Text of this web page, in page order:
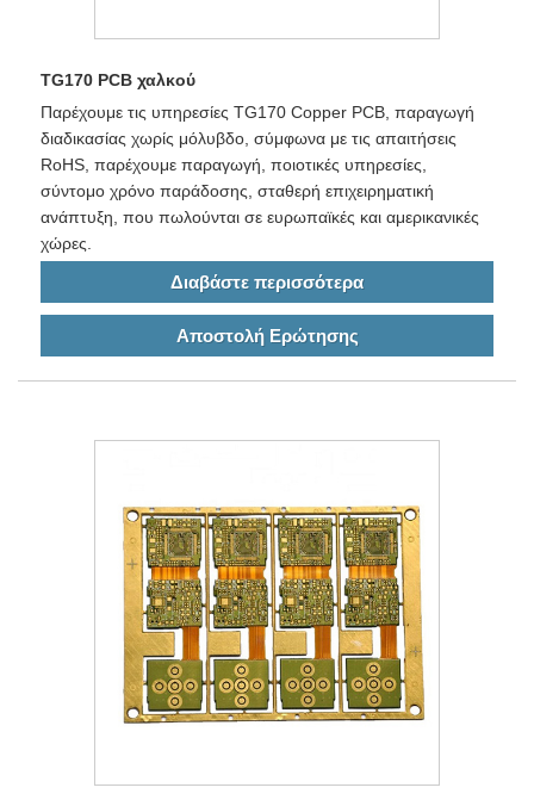
TG170 PCB χαλκού
Παρέχουμε τις υπηρεσίες TG170 Copper PCB, παραγωγή
διαδικασίας χωρίς μόλυβδο, σύμφωνα με τις απαιτήσεις
RoHS, παρέχουμε παραγωγή, ποιοτικές υπηρεσίες,
σύντομο χρόνο παράδοσης, σταθερή επιχειρηματική
ανάπτυξη, που πωλούνται σε ευρωπαϊκές και αμερικανικές
χώρες.
Διαβάστε περισσότερα
Αποστολή Ερώτησης